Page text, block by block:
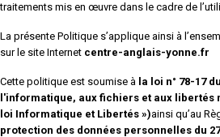
traitements mis en œuvre dans le cadre de
La présente Politique s’applique ainsi à
sur le site Internet centre-anglais-yonne.fr
Cette politique est soumise à la loi n° 78-17
l'informatique, aux fichiers et aux libertés
loi Informatique et Libertés »)ainsi qu’au
protection des données personnelles du